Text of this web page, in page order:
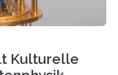
Kulturelle